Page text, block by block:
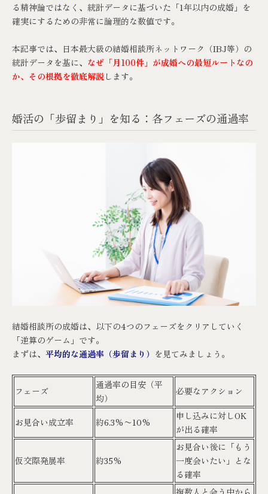
る精神論ではなく、統計データに基づいた「1年以内の成婚」を
確実にするための非常に論理的な数値です。
本記事では、日本最大級の結婚相談所ネットワーク（IBJ等）の
統計データを基に、 なぜ「月100件」が成婚への最短ルートなの
か、その根拠を徹底解説します。
婚活の「歩留まり」を知る：各フェーズの通過率
結婚相談所の成婚は、以下の4つのフェーズをクリアしていく
「逆算のゲーム」です。
まずは、 平均的な通過率（歩留まり） を見てみましょう。
フェーズ
通過率の目安（平
均）
必要なアクション
お見合い成立率 約6.3%〜10%
申し込みに対しOK
が出る確率
仮交際発展率 約35%
お見合い後に「もう
一度会いたい」とな
る確率
複数人と会う中から